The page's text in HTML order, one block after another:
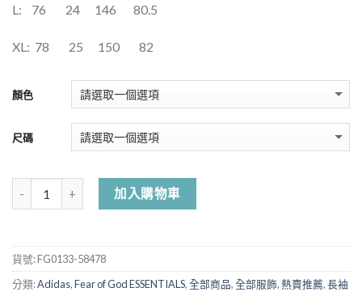
L: 76 24 146 80.5
XL: 78 25 150 82
顏色
尺碼
加入購物車
貨號:FG0133-58478
分類:Adidas,Fear of God ESSENTIALS,全部商品,全部服飾,熱賣推薦,長袖